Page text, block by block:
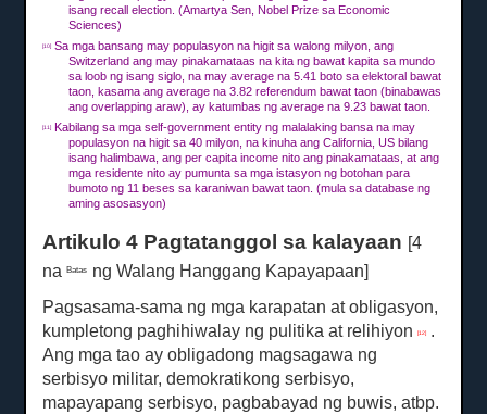
isang recall election.(Amartya Sen, Nobel Prize sa Economic
Sciences)
[10]
Sa mga bansang may populasyon na higit sa walong milyon, ang
Switzerland ang may pinakamataas na kita ng bawat kapita sa mundo
sa loob ng isang siglo, na may average na 5.41 boto sa elektoral bawat
taon, kasama ang average na 3.82 referendum bawat taon (binabawas
ang overlapping araw), ay katumbas ng average na 9.23 bawat taon.
[11]
Kabilang sa mga self-government entity ng malalaking bansa na may
populasyon na higit sa 40 milyon, na kinuha ang California, US bilang
isang halimbawa, ang per capita income nito ang pinakamataas, at ang
mga residente nito ay pumunta sa mga istasyon ng botohan para
bumoto ng 11 beses sa karaniwan bawat taon.(mula sa database ng
aming asosasyon)
Artikulo 4 Pagtatanggol sa kalayaan [4
naBatas
ng Walang Hanggang Kapayapaan]
Pagsasama-sama ng mga karapatan at obligasyon,
kumpletong paghihiwalay ng pulitika at relihiyon[12]
.
Ang mga tao ay obligadong magsagawa ng
serbisyo militar, demokratikong serbisyo,
mapayapang serbisyo, pagbabayad ng buwis, atbp.